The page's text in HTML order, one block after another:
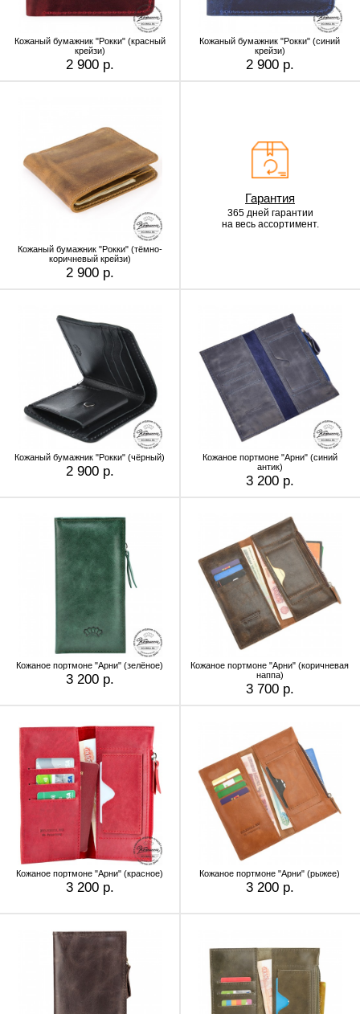
Кожаный бумажник "Рокки" (красный
крейзи)
2 900 р.
Кожаный бумажник "Рокки" (синий
крейзи)
2 900 р.
Кожаный бумажник "Рокки" (тёмно-
коричневый крейзи)
2 900 р.
Гарантия
365 дней гарантии
на весь ассортимент.
Кожаный бумажник "Рокки" (чёрный)
2 900 р.
Кожаное портмоне "Арни" (синий
антик)
3 200 р.
Кожаное портмоне "Арни" (зелёное)
3 200 р.
Кожаное портмоне "Арни" (коричневая
наппа)
3 700 р.
Кожаное портмоне "Арни" (красное)
3 200 р.
Кожаное портмоне "Арни" (рыжее)
3 200 р.